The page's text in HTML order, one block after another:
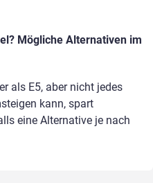
Mögliche Alternativen im
als E5, aber nicht jedes
kann, spart
eine Alternative je nach